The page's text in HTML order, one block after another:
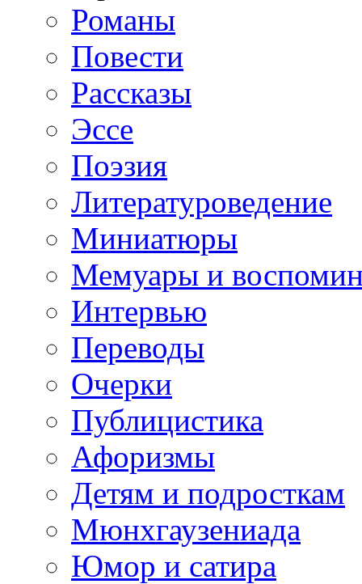
Романы
Повести
Рассказы
Эссе
Поэзия
Литературоведение
Миниатюры
Мемуары и
Интервью
Переводы
Очерки
Публицистика
Афоризмы
Детям и подросткам
Мюнхгаузениада
Юмор и сатира